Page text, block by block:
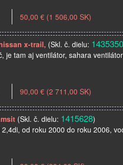
50,00 € (1 506,00 SK)
x-trail, (Skl. č. dielu: 1435350
tam aj ventilátor, sahara
90,00 € (2 711,00 SK)
(Skl. č. dielu: 1415628)
od roku 2000 do roku 2006,